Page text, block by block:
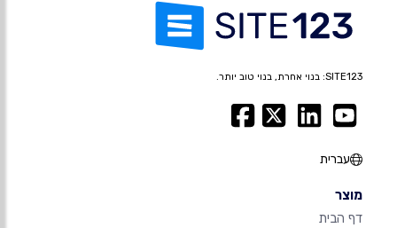
SITE123: בנוי אחרת, בנוי טוב יותר.
עברית
מוצר
דף הבית